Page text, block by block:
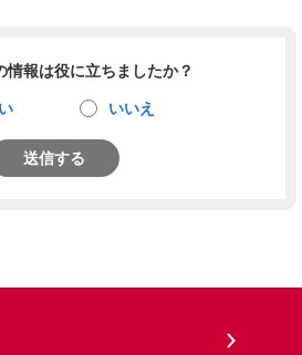
情報は役に立ちましたか？
いいえ
送信する